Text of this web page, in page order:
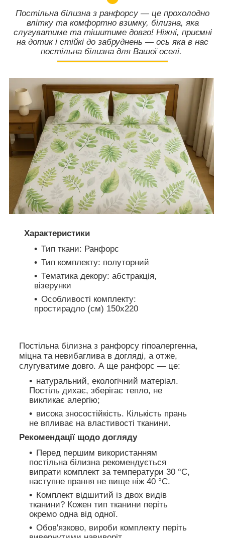
Постільна білизна з ранфорсу — це прохолодно
влітку та комфортно взимку, білизна, яка
слугуватиме та тішитиме довго! Ніжні, приємні
на дотик і стійкі до забруднень — ось яка в нас
постільна білизна для Вашої оселі.
Характеристики
Тип ткани: Ранфорс
Тип комплекту: полуторний
Тематика декору: абстракція,
візерунки
Особливості комплекту:
простирадло (см) 150х220
Постільна білизна з ранфорсу гіпоалергенна,
міцна та невибаглива в догляді, а отже,
слугуватиме довго. А ще ранфорс — це:
натуральний, екологічний матеріал.
Постіль дихає, зберігає тепло, не
викликає алергію;
висока зносостійкість. Кількість прань
не впливає на властивості тканини.
Рекомендації щодо догляду
Перед першим використанням
постільна білизна рекомендується
випрати комплект за температури 30 °C,
наступне прання не вище ніж 40 °C.
Комплект відшитий із двох видів
тканини? Кожен тип тканини періть
окремо одна від одної.
Обов'язково, вироби комплекту періть